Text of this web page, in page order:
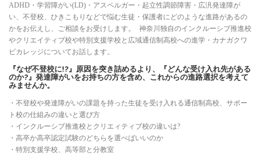
ADHD・学習障がい(LD)・アスペルガー・起立性調節障害・広汎発達障が
い、不登校、ひきこもりなどで悩む生徒・保護者にどのような進路があるの
かをお伝えし、ご相談をお受けします。 神奈川独自のインクルーシブ推進校
やクリエイティブ校や特別支援学校と広域通信制高校への進学・カナガクワ
ビカレッジについてお話します。
『なぜ不登校に!?』原因を突き詰めるより、『どんな受け入れ先がある
のか?』発達障がいをお持ちの方を含め、これからの進路選択を考えて
みませんか。
・不登校や発達障がいの課題を持った生徒を受け入れる通信制高校、サポー
ト校の仕組みの違いと選び方
・インクルーシブ推進校とクリエィティブ校の違いは?
・高卒か高卒認定試験のどちらを選べばいいのか
・特別支援学校、高等部と分教室